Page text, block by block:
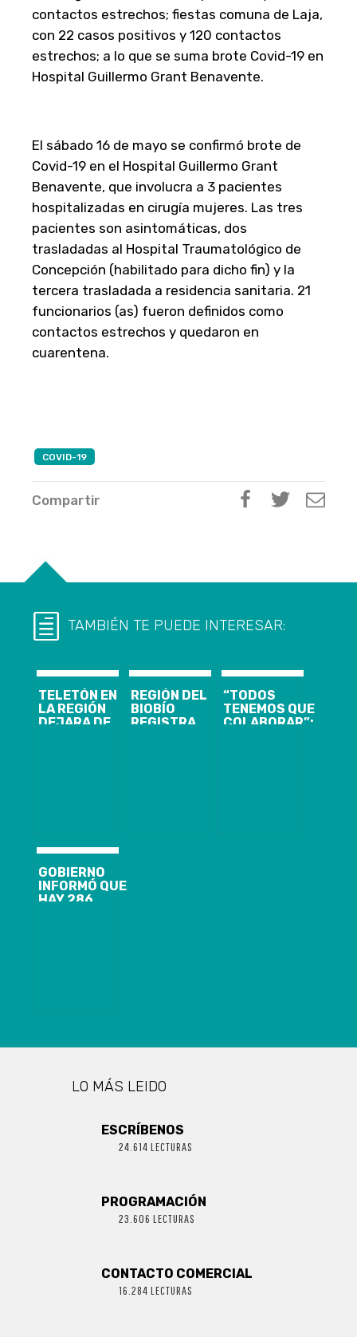
contactos estrechos; fiestas comuna de Laja,
con 22 casos positivos y 120 contactos
estrechos; a lo que se suma brote Covid-19 en
Hospital Guillermo Grant Benavente.
El sábado 16 de mayo se confirmó brote de
Covid-19 en el Hospital Guillermo Grant
Benavente, que involucra a 3 pacientes
hospitalizadas en cirugía mujeres. Las tres
pacientes son asintomáticas, dos
trasladadas al Hospital Traumatológico de
Concepción (habilitado para dicho fin) y la
tercera trasladada a residencia sanitaria. 21
funcionarios (as) fueron definidos como
contactos estrechos y quedaron en
cuarentena.
COVID-19
Compartir
TAMBIÉN TE PUEDE INTERESAR:
TELETÓN EN
LA REGIÓN
DEJARA DE
REGIÓN DEL
BIOBÍO
REGISTRA
“TODOS
TENEMOS QUE
COLABORAR”:
GOBIERNO
INFORMÓ QUE
HAY 286
LO MÁS LEIDO
ESCRÍBENOS
24.614 LECTURAS
PROGRAMACIÓN
23.606 LECTURAS
CONTACTO COMERCIAL
16.284 LECTURAS